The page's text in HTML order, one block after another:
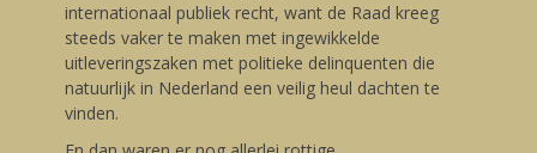
internationaal publiek recht, want de Raad kreeg
steeds vaker te maken met ingewikkelde
uitleveringszaken met politieke delinquenten die
natuurlijk in Nederland een veilig heul dachten te
vinden.